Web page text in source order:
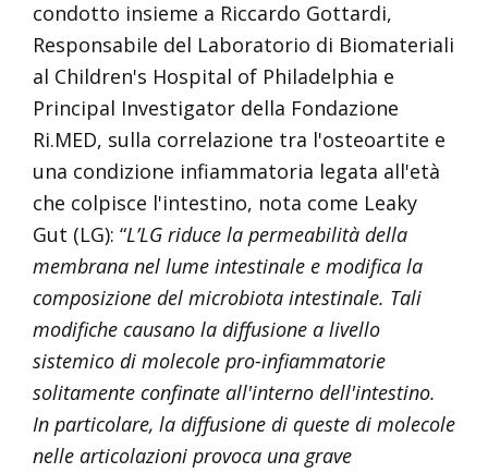
condotto insieme a Riccardo Gottardi,
Responsabile del Laboratorio di Biomateriali
al Children's Hospital of Philadelphia e
Principal Investigator della Fondazione
Ri.MED, sulla correlazione tra l'osteoartite e
una condizione infiammatoria legata all'età
che colpisce l'intestino, nota come Leaky
Gut (LG): “L’LG riduce la permeabilità della
membrana nel lume intestinale e modifica la
composizione del microbiota intestinale. Tali
modifiche causano la diffusione a livello
sistemico di molecole pro-infiammatorie
solitamente confinate all'interno dell'intestino.
In particolare, la diffusione di queste di molecole
nelle articolazioni provoca una grave